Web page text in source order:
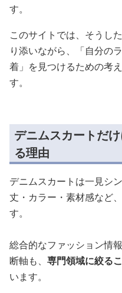
す。
このサイトでは、そうした
り添いながら、「自分の
着」を見つけるための考
す。
デニムスカートだ
る理由
デニムスカートは一見シ
丈・カラー・素材感など
す。
総合的なファッション情
断軸も、 専門領域に絞る
います。